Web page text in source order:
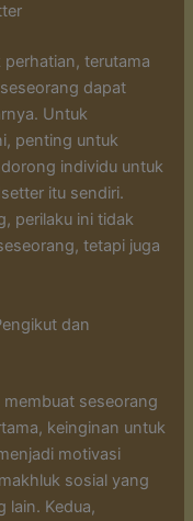
terutama
dapat
Untuk
penting untuk
individu untuk
itu sendiri.
perilaku ini tidak
tetapi juga
dan
seseorang
keinginan untuk
motivasi
sosial yang
lain. Kedua,